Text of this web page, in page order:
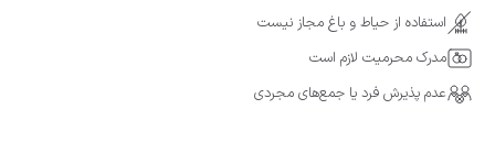
استفاده از حیاط و باغ مجاز نیست
مدرک محرمیت لازم است
عدم پذیرش فرد یا جمع‌های مجردی